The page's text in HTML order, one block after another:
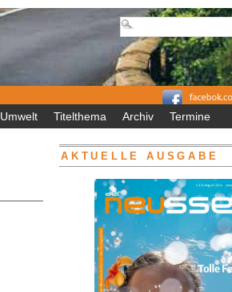
Titelthema Archiv Termine
AKTUELLE AUSGABE